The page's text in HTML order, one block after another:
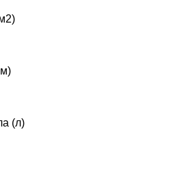
(л)